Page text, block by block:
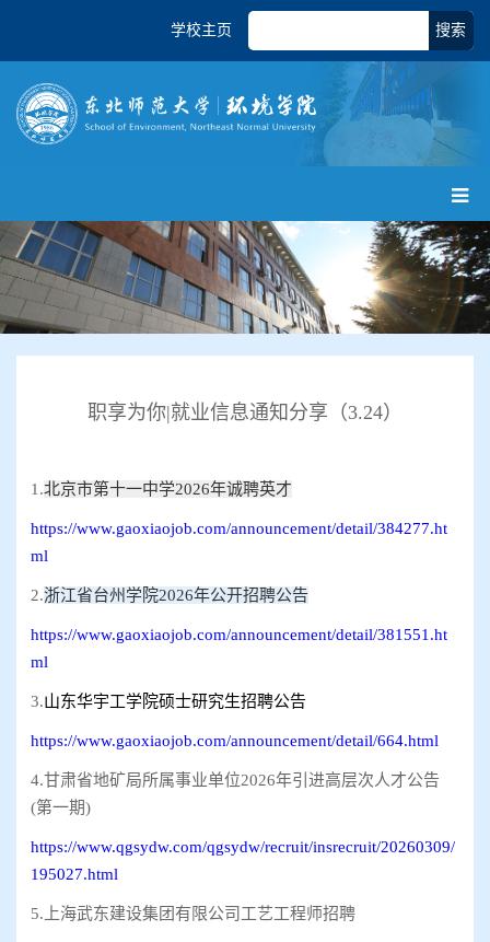
搜索
学校主页
职享为你|就业信息通知分享（3.24）
1.北京市第十一中学2026年诚聘英才
https://www.gaoxiaojob.com/announcement/detail/384277.ht
ml
2.浙江省台州学院2026年公开招聘公告
https://www.gaoxiaojob.com/announcement/detail/381551.ht
ml
3.山东华宇工学院硕士研究生招聘公告
https://www.gaoxiaojob.com/announcement/detail/664.html
4.甘肃省地矿局所属事业单位2026年引进高层次人才公告
(第一期)
https://www.qgsydw.com/qgsydw/recruit/insrecruit/20260309/
195027.html
5.上海武东建设集团有限公司工艺工程师招聘